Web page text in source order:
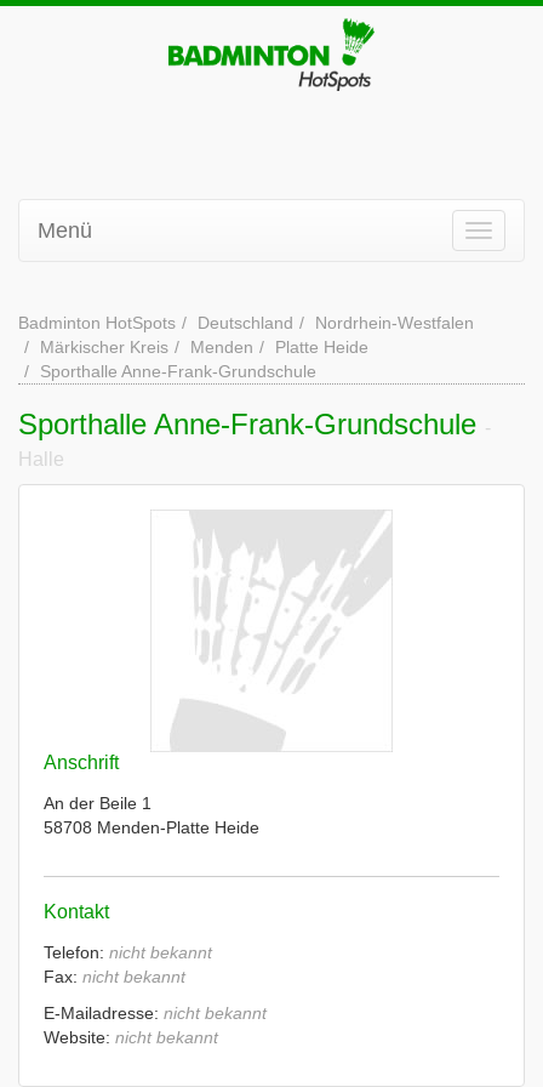
Menü
Badminton HotSpots Deutschland
Nordrhein-Westfalen
Märkischer Kreis
Menden
Platte Heide
Sporthalle Anne-Frank-Grundschule
Sporthalle Anne-Frank-Grundschule -
Halle
Anschrift
An der Beile 1
58708 Menden-Platte Heide
Kontakt
Telefon: nicht bekannt
Fax: nicht bekannt
E-Mailadresse: nicht bekannt
Website: nicht bekannt